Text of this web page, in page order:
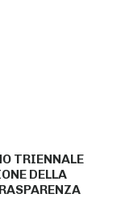
TRIENNALE
DELLA